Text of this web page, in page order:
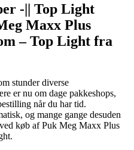
-|| Top Light
Maxx Plus
– Top Light fra
stunder diverse
er nu om dage pakkeshops,
når du har tid.
og mange gange desuden
køb af Puk Meg Maxx Plus